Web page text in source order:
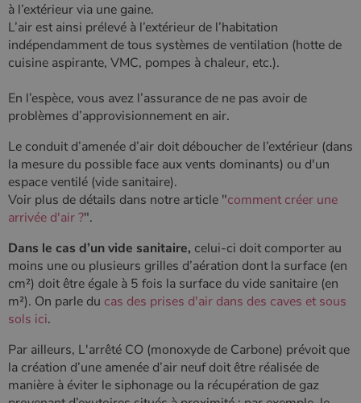
à l’extérieur via une gaine.
L’air est ainsi prélevé à l’extérieur de l’habitation
indépendamment de tous systèmes de ventilation (hotte de
cuisine aspirante, VMC, pompes à chaleur, etc.).
En l’espèce, vous avez l’assurance de ne pas avoir de
problèmes d’approvisionnement en air.
Le conduit d’amenée d’air doit déboucher de l’extérieur (dans
la mesure du possible face aux vents dominants) ou d'un
espace ventilé (vide sanitaire).
Voir plus de détails dans notre article "comment créer une
arrivée d'air ?".
Dans le cas d’un vide sanitaire, celui-ci doit comporter au
moins une ou plusieurs grilles d’aération dont la surface (en
cm²) doit être égale à 5 fois la surface du vide sanitaire (en
m²). On parle du cas des prises d'air dans des caves et sous
sols ici.
Par ailleurs, L'arrêté CO (monoxyde de Carbone) prévoit que
la création d’une amenée d’air neuf doit être réalisée de
manière à éviter le siphonage ou la récupération de gaz